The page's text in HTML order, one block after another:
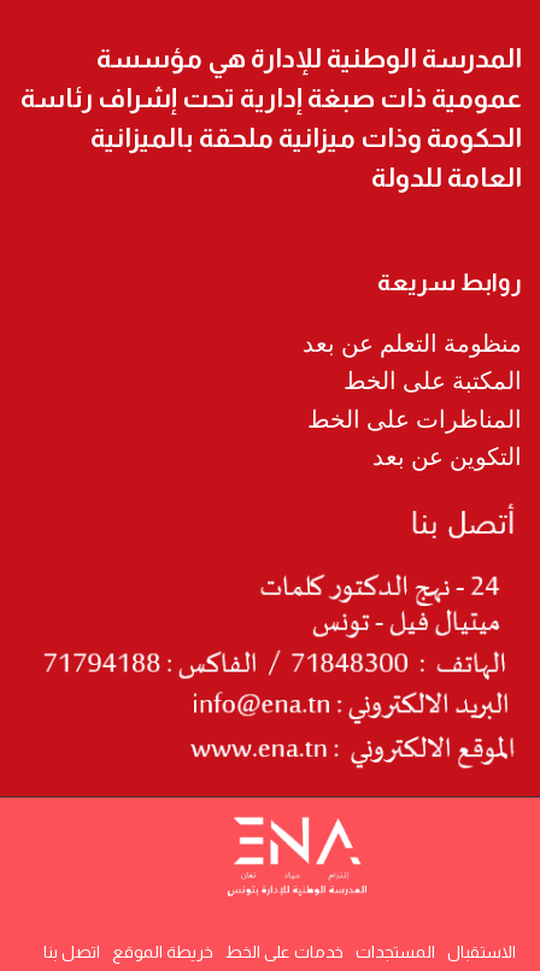
المدرسة الوطنية للإدارة هي مؤسسة
عمومية ذات صبغة إدارية تحت إشراف رئاسة
الحكومة وذات ميزانية ملحقة بالميزانية
العامة للدولة
روابط سريعة
منظومة التعلم عن بعد
المكتبة على الخط
المناظرات على الخط
التكوين عن بعد
الاستقبال المستجدات خدمات على الخط خريطة الموقع اتصل بنا